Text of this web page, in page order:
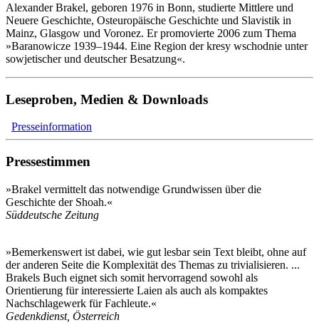
Alexander Brakel, geboren 1976 in Bonn, studierte Mittlere und
Neuere Geschichte, Osteuropäische Geschichte und Slavistik in
Mainz, Glasgow und Voronez. Er promovierte 2006 zum Thema
»Baranowicze 1939–1944. Eine Region der kresy wschodnie unter
sowjetischer und deutscher Besatzung«.
Leseproben, Medien & Downloads
Presseinformation
Pressestimmen
»Brakel vermittelt das notwendige Grundwissen über die
Geschichte der Shoah.«
Süddeutsche Zeitung
»Bemerkenswert ist dabei, wie gut lesbar sein Text bleibt, ohne auf
der anderen Seite die Komplexität des Themas zu trivialisieren. ...
Brakels Buch eignet sich somit hervorragend sowohl als
Orientierung für interessierte Laien als auch als kompaktes
Nachschlagewerk für Fachleute.«
Gedenkdienst, Österreich